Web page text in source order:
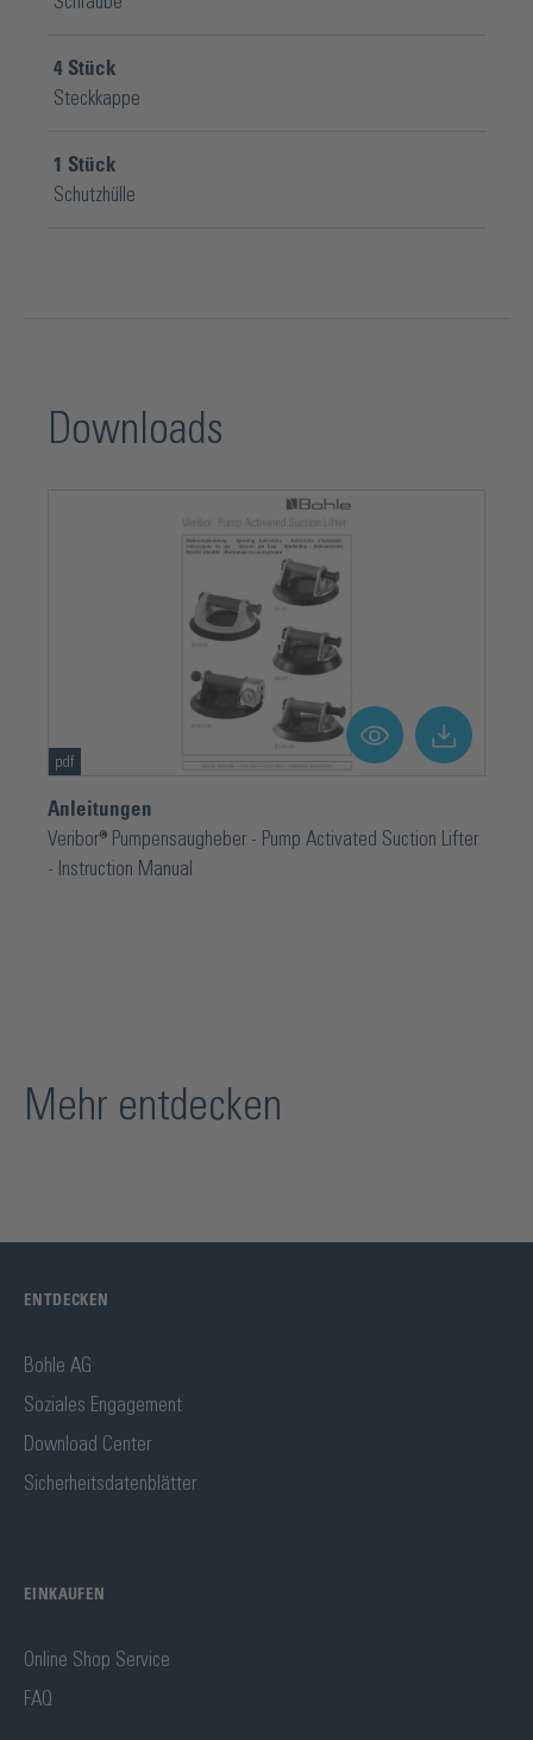
4 Stück
Steckkappe
1 Stück
Schutzhülle
Downloads
pdf
Anleitungen
Veribor® Pumpensaugheber - Pump Activated Suction Lifter
- Instruction Manual
Mehr entdecken
ENTDECKEN
Bohle AG
Soziales Engagement
Download Center
Sicherheitsdatenblätter
EINKAUFEN
Online Shop Service
FAQ